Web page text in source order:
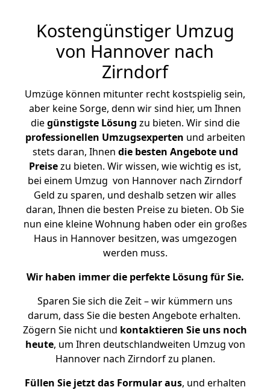
Kostengünstiger Umzug
von Hannover nach
Zirndorf
Umzüge können mitunter recht kostspielig sein,
aber keine Sorge, denn wir sind hier, um Ihnen
diegünstigste Lösung zu bieten. Wir sind die
professionellen Umzugsexperten und arbeiten
stets daran, Ihnen die besten Angebote und
Preisezu bieten. Wir wissen, wie wichtig es ist,
bei einem Umzug von Hannover nach Zirndorf
Geld zu sparen, und deshalb setzen wir alles
daran, Ihnen die besten Preise zu bieten. Ob Sie
nun eine kleine Wohnung haben oder ein großes
Haus in Hannover besitzen, was umgezogen
werden muss.
Wir haben immer die perfekte Lösung für Sie.
Sparen Sie sich die Zeit – wir kümmern uns
darum, dass Sie die besten Angebote erhalten.
Zögern Sie nicht und kontaktieren Sie uns noch
heute, um Ihren deutschlandweiten Umzug von
Hannover nach Zirndorf zu planen.
Füllen Sie jetzt das Formular aus, und erhalten